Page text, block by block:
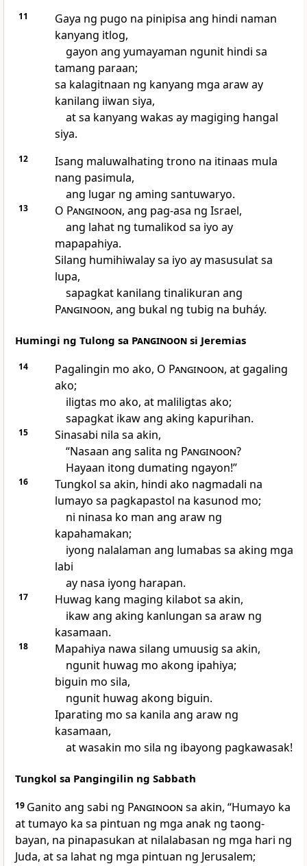
11
Gaya ng pugo na pinipisa ang hindi naman
kanyang itlog,
gayon ang yumayaman ngunit hindi sa
tamang paraan;
sa kalagitnaan ng kanyang mga araw ay
kanilang iiwan siya,
at sa kanyang wakas ay magiging hangal
siya.
12
Isang maluwalhating trono na itinaas mula
nang pasimula,
ang lugar ng aming santuwaryo.
13 O Panginoon, ang pag-asa ng Israel,
ang lahat ng tumalikod sa iyo ay
mapapahiya.
Silang humihiwalay sa iyo ay masusulat sa
lupa,
sapagkat kanilang tinalikuran ang
Panginoon, ang bukal ng tubig na buháy.
Humingi ng Tulong sa Panginoon si Jeremias
14 Pagalingin mo ako, O Panginoon, at gagaling
ako;
iligtas mo ako, at maliligtas ako;
sapagkat ikaw ang aking kapurihan.
15
Sinasabi nila sa akin,
“Nasaan ang salita ng Panginoon?
Hayaan itong dumating ngayon!”
16
Tungkol sa akin, hindi ako nagmadali na
lumayo sa pagkapastol na kasunod mo;
ni ninasa ko man ang araw ng
kapahamakan;
iyong nalalaman ang lumabas sa aking mga
labi
ay nasa iyong harapan.
17
Huwag kang maging kilabot sa akin,
ikaw ang aking kanlungan sa araw ng
kasamaan.
18
Mapahiya nawa silang umuusig sa akin,
ngunit huwag mo akong ipahiya;
biguin mo sila,
ngunit huwag akong biguin.
Iparating mo sa kanila ang araw ng
kasamaan,
at wasakin mo sila ng ibayong pagkawasak!
Tungkol sa Pangingilin ng Sabbath
19 Ganito ang sabi ng Panginoon sa akin, “Humayo ka
at tumayo ka sa pintuan ng mga anak ng taong-
bayan, na pinapasukan at nilalabasan ng mga hari ng
Juda, at sa lahat ng mga pintuan ng Jerusalem;